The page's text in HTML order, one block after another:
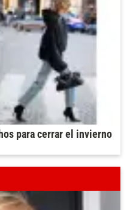
para cerrar el invierno